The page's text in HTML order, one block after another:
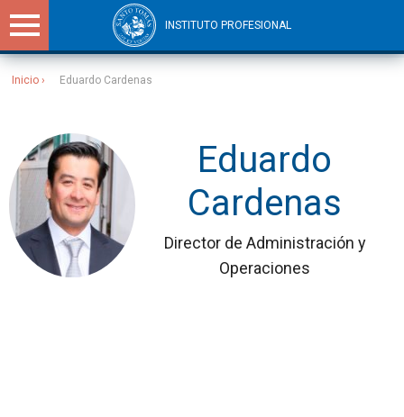
INSTITUTO PROFESIONAL
Inicio Eduardo Cardenas
Eduardo
Cardenas
Director de Administración y
Operaciones